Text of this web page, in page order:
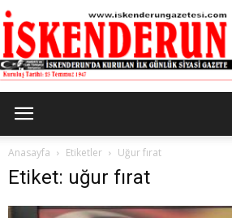
Anasayfa Etiketler Uğur fırat
Etiket: uğur fırat